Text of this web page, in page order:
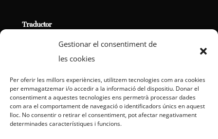
Gestionar el consentiment de
les cookies
Per oferir les millors experiències, utilitzem tecnologies com ara cookies
per emmagatzemar i/o accedir a la informació del dispositiu. Donar el
consentiment a aquestes tecnologies ens permetrà processar dades
com ara el comportament de navegació o identificadors únics en aquest
lloc. No consentir o retirar el consentiment, pot afectar negativament
determinades característiques i funcions.
Traductor
Avís Legal
Política de Privacitat